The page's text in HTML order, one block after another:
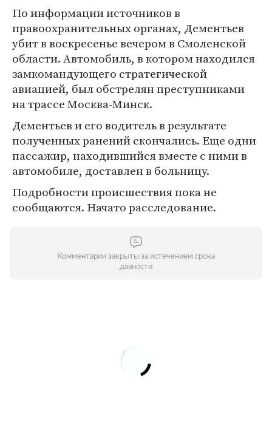
По информации источников в
правоохранительных органах, Дементьев
убит в воскресенье вечером в Смоленской
области. Автомобиль, в котором находился
замкомандующего стратегической
авиацией, был обстрелян преступниками
на трассе Москва-Минск.
Дементьев и его водитель в результате
полученных ранений скончались. Еще одни
пассажир, находившийся вместе с ними в
автомобиле, доставлен в больницу.
Подробности происшествия пока не
сообщаются. Начато расследование.
Комментарии закрыты за истечением срока
давности